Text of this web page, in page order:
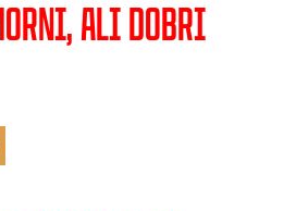
ali dobri